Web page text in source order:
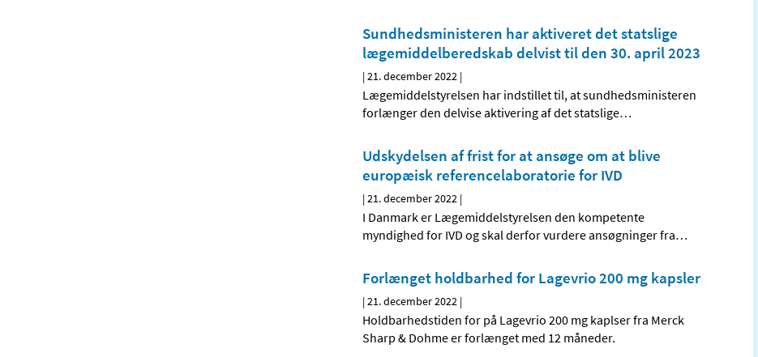
Sundhedsministeren har aktiveret det statslige
lægemiddelberedskab delvist til den 30. april 2023
|21. december 2022 |
Lægemiddelstyrelsen har indstillet til, at sundhedsministeren
forlænger den delvise aktivering af det statslige…
Udskydelsen af frist for at ansøge om at blive
europæisk referencelaboratorie for IVD
|21. december 2022 |
I Danmark er Lægemiddelstyrelsen den kompetente
myndighed for IVD og skal derfor vurdere ansøgninger fra…
Forlænget holdbarhed for Lagevrio 200 mg kapsler
|21. december 2022 |
Holdbarhedstiden for på Lagevrio 200 mg kaplser fra Merck
Sharp & Dohme er forlænget med 12 måneder.